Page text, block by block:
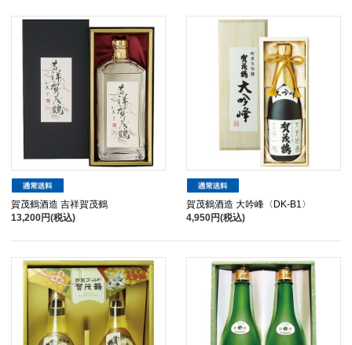
賀茂鶴酒造 吉祥賀茂鶴
13,200円(税込)
賀茂鶴酒造 大吟峰〈DK-B1〉
4,950円(税込)